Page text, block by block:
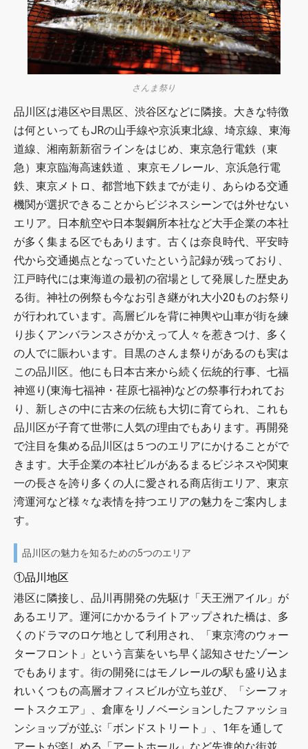
さんま祭り
品川区は港区や目黒区、渋谷区などに隣接。大きな特徴
は何といってもJRの山手線や京浜東北線、埼京線、東海
道線、湘南新新宿ラインをはじめ、東京急行電鉄（東
急）東京臨海高速鉄道 、東京モノレール、京浜急行電
鉄、東京メトロ、都営地下鉄までが走り、あらゆる交通
機関が選択できることからビジネスシーンでは外せない
エリア。日本航空や日本製鋼所本社など大手企業の本社
が多く集まる区でもあります。古くは奈良時代、平安時
代から交通拠点となっていたという記録が残っており、
江戸時代には東海道の最初の宿場として発展した歴史あ
る街。神社の例祭も今なお引き継がれ大小20ものお祭り
が行われています。高層ビルを背に神輿や山車が街を練
り歩くアンバランスさがかえって人々を惹きつけ、多く
の人でに賑わいます。目黒のさんま祭りがあるのも実は
この品川区。他にも日本古来から続く伝統的行事、七福
神巡り(東海七福神・荏原七福神)などの祭事行われてお
り、新しさの中に古来の伝統も大切に育てられ、これも
品川区が子育て世帯に人気の理由でもあります。再開発
で注目を集める品川区は５つのエリアにかけることがで
きます。大手企業の本社ビルがあるまるビジネスや関東
一の長さを誇り多くの人に愛される商店街エリア、東京
湾運河など様々な表情を持つエリアの魅力をご案内しま
す。
品川区の魅力を知るための5つのエリア
①品川地区
港区に隣接し、品川再開発の先駆け「天王洲アイル」が
あるエリア。運河にかかるライトアップされた橋は、多
くのドラマのロケ地として利用され、「東京湾のウォー
ターフロント」という言葉をいち早く認知させたゾーン
でもあります。街の開発にはモノレールの駅も盛り込ま
れいくつもの高層オフィスビルが立ち並び、「シーフォ
ートスクエア」、倉庫をリノベーションしたファッショ
ンショップが並ぶ「ボンドストリート」、1年を通して